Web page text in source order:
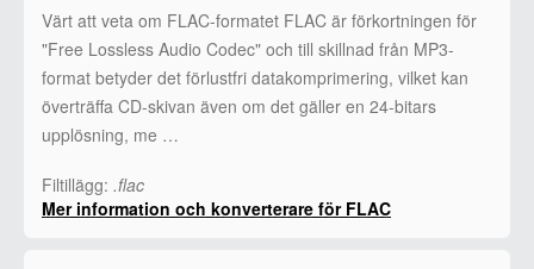
Värt att veta om FLAC-formatet FLAC är förkortningen för
"Free Lossless Audio Codec" och till skillnad från MP3-
format betyder det förlustfri datakomprimering, vilket kan
överträffa CD-skivan även om det gäller en 24-bitars
upplösning, me …
Filtillägg: .flac
Mer information och konverterare för FLAC